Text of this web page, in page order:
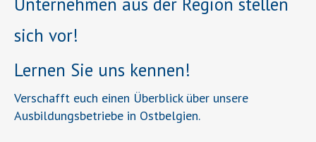
sich vor!
Lernen Sie uns kennen!
Verschafft euch einen Überblick über unsere
Ausbildungsbetriebe in Ostbelgien.